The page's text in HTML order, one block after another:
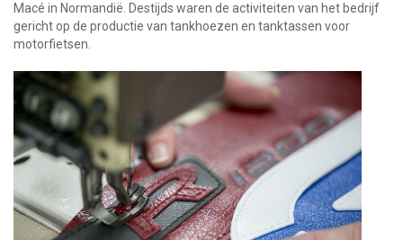
Macé in Normandië. Destijds waren de activiteiten van het bedrijf
gericht op de productie van tankhoezen en tanktassen voor
motorfietsen.